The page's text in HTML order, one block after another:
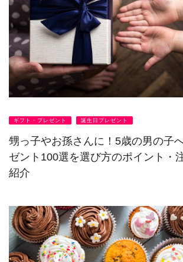
ギフト・プレゼント 誕生日プレゼント
甥っ子やお孫さんに！5歳の男の子
ゼント100選を選び方のポイント・
紹介